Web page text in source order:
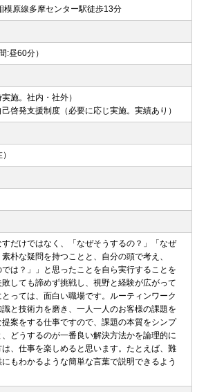
模原線多摩センター駅徒歩13分
:昼60分）
施。社内・社外）
啓発支援制度（必要に応じ実施。実績あり）
だけではなく、「なぜそうするの？」「なぜ
朴な疑問を持つことと、自分の頭で考え、
では？」」と思ったことを自ら実行することを
しても諦めず挑戦し、視野と経験が広がって
っては、面白い職場です。ルーティンワーク
と技術力を磨き、一人一人のお客様の課題を
案をする仕事ですので、課題の本質をシンプ
どうするのが一番良い解決方法かを論理的に
、仕事を楽しめると思います。たとえば、難
もわかるような簡単な言葉で説明できるよう